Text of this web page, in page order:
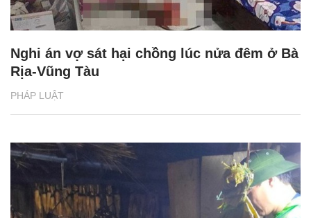
PHÁP LUẬT
Nghi án vợ sát hại chồng lúc nửa đêm ở Bà
Rịa-Vũng Tàu